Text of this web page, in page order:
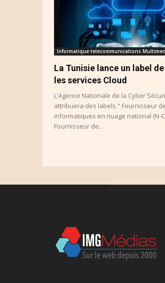
Informatique telecommunications
La Tunisie lance un label
les services Cloud
L'Agence Nationale de la Cyber
attribuera des labels " Fournisseur
informatiques en nuage national (N-
Fournisseur de...